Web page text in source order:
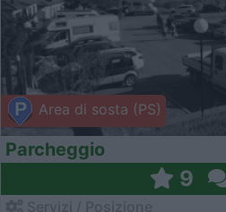
Area di sosta (PS)
Parcheggio
9